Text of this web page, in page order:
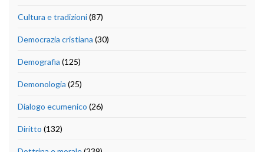
Cultura e tradizioni(87)
Democrazia cristiana (30)
Demografia (125)
Demonologia (25)
Dialogo ecumenico (26)
Diritto (132)